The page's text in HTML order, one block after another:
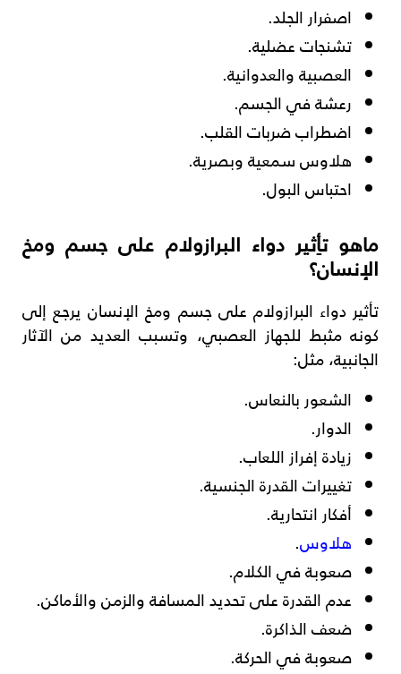
اصفرار الجلد.
تشنجات عضلية.
العصبية والعدوانية.
رعشة في الجسم.
اضطراب ضربات القلب.
هلاوس سمعية وبصرية.
احتباس البول.
ماهو تأِثير دواء البرازولام على جسم ومخ
الإنسان؟
تأثير دواء البرازولام على جسم ومخ الإنسان يرجع إلى
كونه مثبط للجهاز العصبي، وتسبب العديد من الآثار
الجانبية، مثل:
الشعور بالنعاس.
الدوار.
زيادة إفراز اللعاب.
تغييرات القدرة الجنسية.
أفكار انتحارية.
هلاوس.
صعوبة في الكلام.
عدم القدرة على تحديد المسافة والزمن والأماكن.
ضعف الذاكرة.
صعوبة في الحركة.